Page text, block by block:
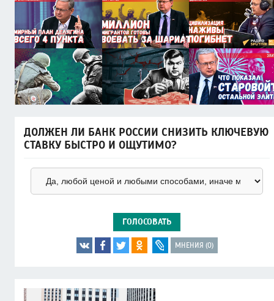
ДОЛЖЕН ЛИ БАНК РОССИИ СНИЗИТЬ КЛЮЧЕВУЮ
СТАВКУ БЫСТРО И ОЩУТИМО?
ГОЛОСОВАТЬ
МНЕНИЯ (0)